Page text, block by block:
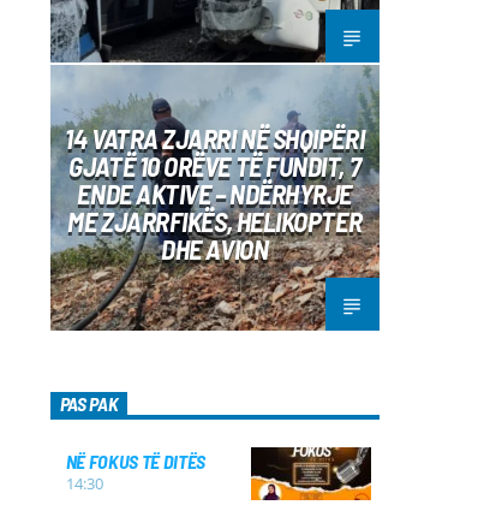
14 VATRA ZJARRI NË SHQIPËRI
GJATË 10 ORËVE TË FUNDIT, 7
ENDE AKTIVE – NDËRHYRJE
ME ZJARRFIKËS, HELIKOPTER
DHE AVION
PAS PAK
NË FOKUS TË DITËS
14:30